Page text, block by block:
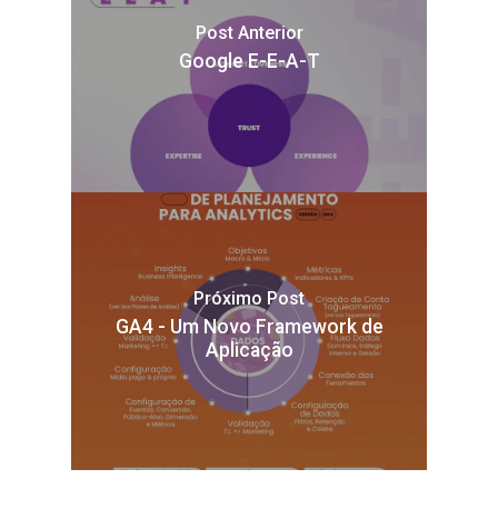
Post Anterior
Google E-E-A-T
Próximo Post
GA4 - Um Novo Framework de
Aplicação